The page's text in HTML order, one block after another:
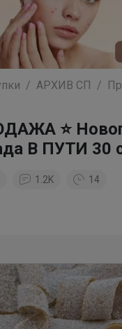
АРХИВ СП
⭐
В ПУТИ 30
1.2K 14